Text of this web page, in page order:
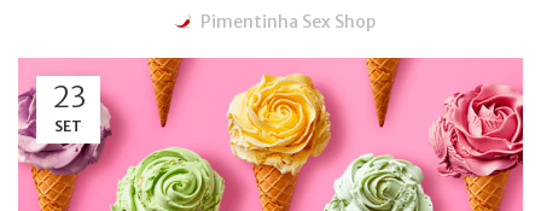
Pimentinha Sex Shop
23
SET